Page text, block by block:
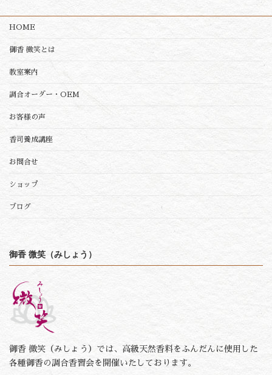
HOME
御香 微笑とは
教室案内
調合オーダー・OEM
お客様の声
香司養成講座
お問合せ
ショップ
ブログ
御香 微笑（みしょう）
御香 微笑（みしょう）では、高級天然香料をふんだんに使用した
各種御香の調合香習会を開催いたしております。